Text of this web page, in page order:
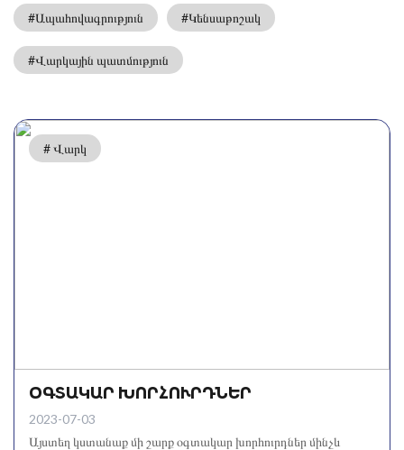
#Ապահովագրություն #Կենսաթոշակ
#Վարկային պատմություն
# Վարկ
ՕԳՏԱԿԱՐ ԽՈՐՀՈՒՐԴՆԵՐ
2023-07-03
Այստեղ կստանաք մի շարք օգտակար խորհուրդներ մինչև